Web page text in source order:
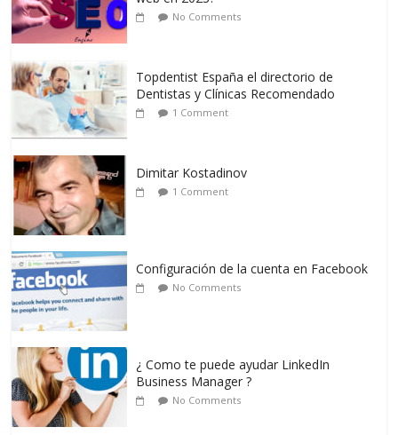
No Comments
Topdentist España el directorio de
Dentistas y Clínicas Recomendado
1 Comment
Dimitar Kostadinov
1 Comment
Configuración de la cuenta en Facebook
No Comments
¿ Como te puede ayudar LinkedIn
Business Manager ?
No Comments